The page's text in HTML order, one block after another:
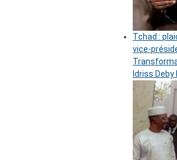
Tchad :
vice-
Idriss Deby